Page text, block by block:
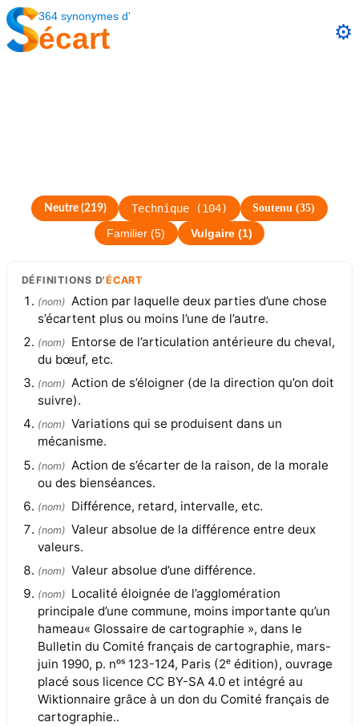
364synonymes d'
écart ⚙️
Neutre(219) Technique (104) Soutenu (35)
Familier (5) Vulgaire(1)
DÉFINITIONS D'ÉCART
(nom) Action par laquelle deux parties d’une chose
s’écartent plus ou moins l’une de l’autre.
(nom) Entorse de l’articulation antérieure du cheval,
du bœuf, etc.
(nom) Action de s’éloigner (de la direction qu’on doit
suivre).
(nom) Variations qui se produisent dans un
mécanisme.
(nom) Action de s’écarter de la raison, de la morale
ou des bienséances.
(nom) Différence, retard, intervalle, etc.
(nom) Valeur absolue de la différence entre deux
valeurs.
(nom) Valeur absolue d’une différence.
(nom) Localité éloignée de l’agglomération
principale d’une commune, moins importante qu’un
hameau« Glossaire de cartographie », dans le
Bulletin du Comité français de cartographie, mars-
juin 1990, p. nᵒˢ 123-124, Paris (2ᵉ édition), ouvrage
placé sous licence CC BY-SA 4.0 et intégré au
Wiktionnaire grâce à un don du Comité français de
cartographie..